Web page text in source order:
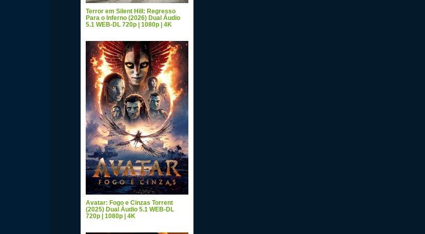
Terror em Silent Hill: Regresso
Para o Inferno (2026) Dual Áudio
5.1 WEB-DL 720p | 1080p | 4K
Avatar: Fogo e Cinzas Torrent
(2025) Dual Áudio 5.1 WEB-DL
720p | 1080p | 4K